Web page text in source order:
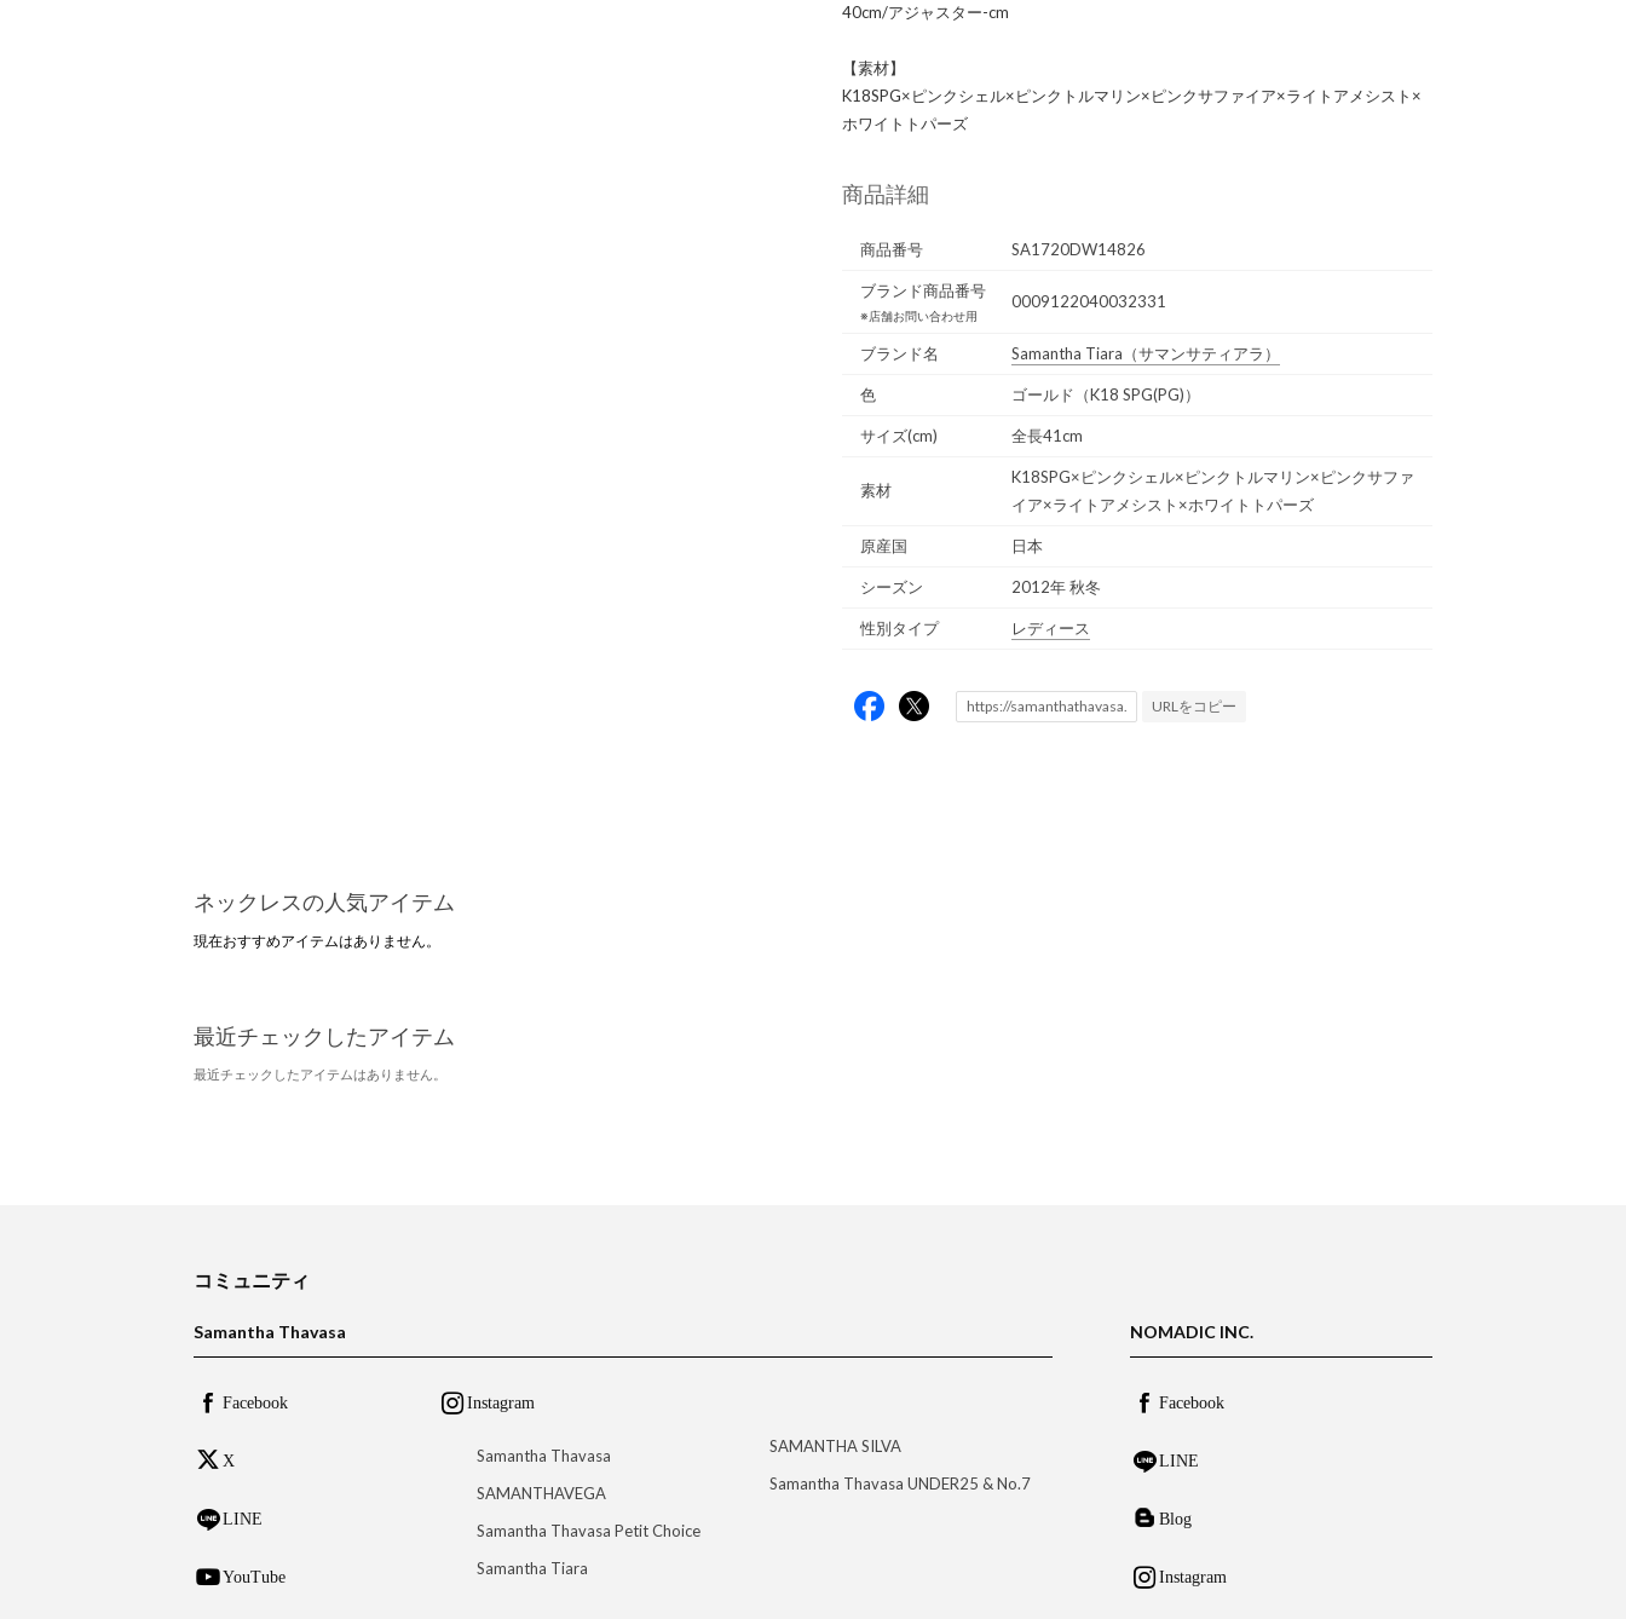
40cm/アジャスター-cm
【素材】
K18SPG×ピンクシェル×ピンクトルマリン×ピンクサファイア×ライトアメシスト×
ホワイトトパーズ
商品詳細
商品番号 SA1720DW14826
ブランド商品番号
※店舗お問い合わせ用
0009122040032331
ブランド名 Samantha Tiara （サマンサティアラ）
色 ゴールド（K18 SPG(PG)）
サイズ(cm) 全長41cm
素材
K18SPG×ピンクシェル×ピンクトルマリン×ピンクサファ
イア×ライトアメシスト×ホワイトトパーズ
原産国 日本
シーズン 2012年 秋冬
性別タイプ レディース
URLをコピー
ネックレスの人気アイテム
現在おすすめアイテムはありません。
最近チェックしたアイテム
最近チェックしたアイテムはありません。
コミュニティ
Samantha Thavasa
Facebook
X
LINE
YouTube
Instagram
Samantha Thavasa
SAMANTHAVEGA
Samantha Thavasa Petit Choice
Samantha Tiara
SAMANTHA SILVA
Samantha Thavasa UNDER25 & No.7
NOMADIC INC.
Facebook
LINE
Blog
Instagram